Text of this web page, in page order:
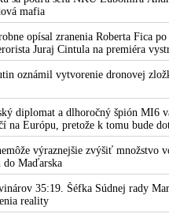
mafia
opísal zranenia Roberta Fica po
Juraj Cintula na premiéra
oznámil vytvorenie dronovej
diplomat a dlhoročný špión MI6
na Európu, pretože k tomu bude
k invázii na Ukrajinu v roku
Kyjeve naliehal na zhromaždených
pre Ukrajinu na zimu. Putin
do zimy pravdepodobne neskončí
výraznejšie zvýšiť množstvo
do Maďarska
35:19. Šéfka Súdnej rady
reality